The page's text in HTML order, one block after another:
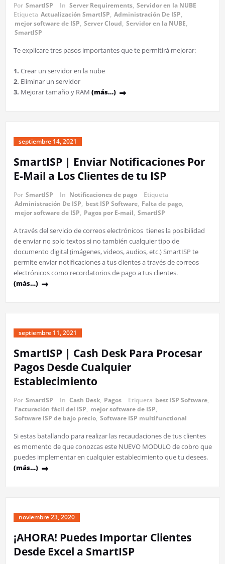
Por SmartISP In Server Requirements, Servidor en la NUBE
Etiqueta Actualización SmartISP, Administración De ISP,
mejor software de ISP, Server Cloud, Servidor en la NUBE,
SmartISP
Te explicare tres pasos importantes que te permitirá mejorar:
1. Crear un servidor en la nube
2. Eliminar un servidor
3. Mejorar tamaño y RAM (más…)
septiembre 14, 2021
SmartISP | Enviar Notificaciones Por
E-Mail a Los Clientes de tu ISP
Por SmartISP In Notificaciones de pago
Etiqueta
Administración De ISP, best ISP Software, Falta de pago,
mejor software de ISP, Pagos por E-mail, SmartISP
A través del servicio de correos electrónicos tienes la posibilidad
de enviar no solo textos si no también cualquier tipo de
documento digital (imágenes, videos, audios, etc.) SmartISP te
permite enviar notificaciones a tus clientes a través de correos
electrónicos como recordatorios de pago a tus clientes.
(más…)
septiembre 11, 2021
SmartISP | Cash Desk Para Procesar
Pagos Desde Cualquier
Establecimiento
Por SmartISP In Cash Desk, Pagos Etiqueta best ISP Software,
Facturación fácil del ISP, mejor software de ISP,
Software ISP de bajo precio, Software ISP multifunctional
Si estas batallando para realizar las recaudaciones de tus clientes
es momento de que conozcas este NUEVO MODULO de cobro que
puedes implementar en cualquier establecimiento que tu desees.
(más…)
noviembre 23, 2020
¡AHORA! Puedes Importar Clientes
Desde Excel a SmartISP